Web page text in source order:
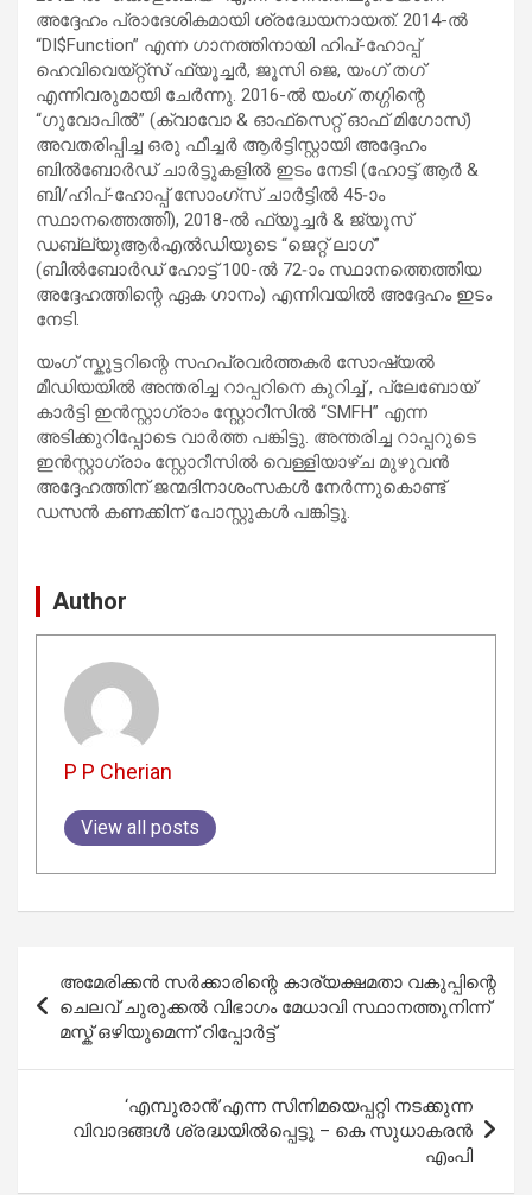
അദ്ദേഹം പ്രാദേശികമായി ശ്രദ്ധേയനായത്. 2014-ൽ
“DI$Function” എന്ന ഗാനത്തിനായി ഹിപ്-ഹോപ്പ്
ഹെവിവെയ്റ്റ്സ് ഫ്യൂച്ചർ, ജൂസി ജെ, യംഗ് തഗ്
എന്നിവരുമായി ചേർന്നു. 2016-ൽ യംഗ് തഗ്ഗിന്റെ
“ഗുവോപിൽ” (ക്വാവോ & ഓഫ്‌സെറ്റ് ഓഫ് മിഗോസ്)
അവതരിപ്പിച്ച ഒരു ഫീച്ചർ ആർട്ടിസ്റ്റായി അദ്ദേഹം
ബിൽബോർഡ് ചാർട്ടുകളിൽ ഇടം നേടി (ഹോട്ട് ആർ &
ബി/ഹിപ്-ഹോപ്പ് സോംഗ്സ് ചാർട്ടിൽ 45-ാം
സ്ഥാനത്തെത്തി), 2018-ൽ ഫ്യൂച്ചർ & ജ്യൂസ്
ഡബ്ല്യുആർഎൽഡിയുടെ “ജെറ്റ് ലാഗ്”
(ബിൽബോർഡ് ഹോട്ട് 100-ൽ 72-ാം സ്ഥാനത്തെത്തിയ
അദ്ദേഹത്തിന്റെ ഏക ഗാനം) എന്നിവയിൽ അദ്ദേഹം ഇടം
നേടി.
യംഗ് സ്കൂട്ടറിന്റെ സഹപ്രവർത്തകർ സോഷ്യൽ
മീഡിയയിൽ അന്തരിച്ച റാപ്പറിനെ കുറിച്ച് , പ്ലേബോയ്
കാർട്ടി ഇൻസ്റ്റാഗ്രാം സ്റ്റോറീസിൽ “SMFH” എന്ന
അടിക്കുറിപ്പോടെ വാർത്ത പങ്കിട്ടു. അന്തരിച്ച റാപ്പറുടെ
ഇൻസ്റ്റാഗ്രാം സ്റ്റോറീസിൽ വെള്ളിയാഴ്ച മുഴുവൻ
അദ്ദേഹത്തിന് ജന്മദിനാശംസകൾ നേർന്നുകൊണ്ട്
ഡസൻ കണക്കിന് പോസ്റ്റുകൾ പങ്കിട്ടു.
Author
P P Cherian
View all posts
navigation
അമേരിക്കൻ സർക്കാരിന്റെ കാര്യക്ഷമതാ വകുപ്പിന്റെ
ചെലവ് ചുരുക്കൽ വിഭാഗം മേധാവി സ്ഥാനത്തുനിന്ന്
മസ്ക് ഒഴിയുമെന്ന് റിപ്പോർട്ട്
‘എമ്പുരാൻ’എന്ന സിനിമയെപ്പറ്റി നടക്കുന്ന
വിവാദങ്ങൾ ശ്രദ്ധയിൽപ്പെട്ടു – കെ സുധാകരന്‍
എംപി